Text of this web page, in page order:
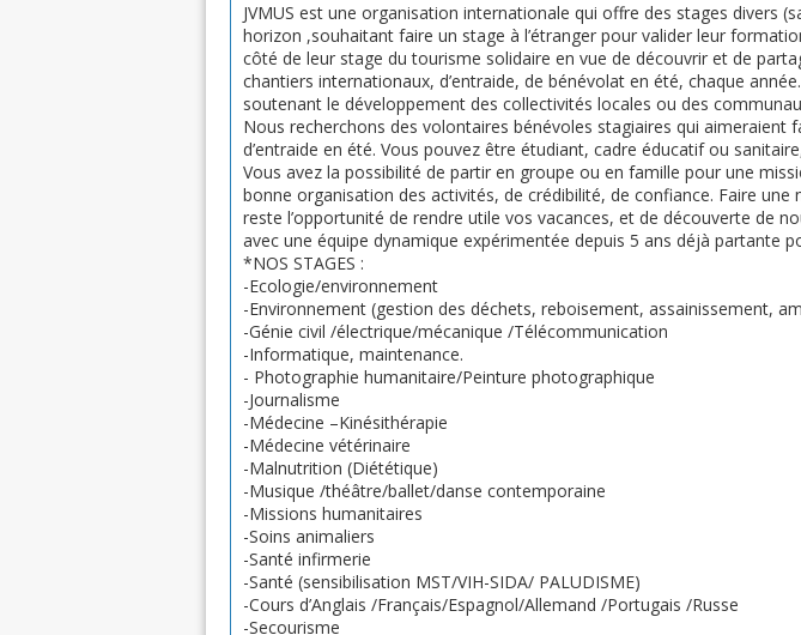
JVMUS est une organisation internationale qui offre des stages divers
horizon ,souhaitant faire un stage à l’étranger pour valider leur
côté de leur stage du tourisme solidaire en vue de découvrir et de
chantiers internationaux, d’entraide, de bénévolat en été, chaque
soutenant le développement des collectivités locales ou des
Nous recherchons des volontaires bénévoles stagiaires qui
d’entraide en été. Vous pouvez être étudiant, cadre éducatif ou
Vous avez la possibilité de partir en groupe ou en famille pour une
bonne organisation des activités, de crédibilité, de confiance. Faire
reste l’opportunité de rendre utile vos vacances, et de découverte de
avec une équipe dynamique expérimentée depuis 5 ans déjà partante
*NOS STAGES :
-Ecologie/environnement
-Environnement (gestion des déchets, reboisement, assainissement,
-Génie civil /électrique/mécanique /Télécommunication
-Informatique, maintenance.
- Photographie humanitaire/Peinture photographique
-Journalisme
-Médecine –Kinésithérapie
-Médecine vétérinaire
-Malnutrition (Diététique)
-Musique /théâtre/ballet/danse contemporaine
-Missions humanitaires
-Soins animaliers
-Santé infirmerie
-Santé (sensibilisation MST/VIH-SIDA/ PALUDISME)
-Cours d’Anglais /Français/Espagnol/Allemand /Portugais /Russe
-Secourisme